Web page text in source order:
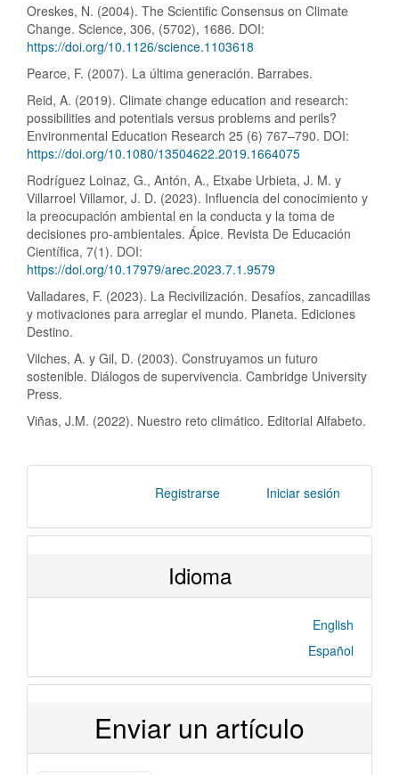
Oreskes, N. (2004). The Scientific Consensus on Climate
Change. Science, 306, (5702), 1686. DOI:
https://doi.org/10.1126/science.1103618
Pearce, F. (2007). La última generación. Barrabes.
Reid, A. (2019). Climate change education and research:
possibilities and potentials versus problems and perils?
Environmental Education Research 25 (6) 767–790. DOI:
https://doi.org/10.1080/13504622.2019.1664075
Rodríguez Loinaz, G., Antón, A., Etxabe Urbieta, J. M. y
Villarroel Villamor, J. D. (2023). Influencia del conocimiento y
la preocupación ambiental en la conducta y la toma de
decisiones pro-ambientales. Ápice. Revista De Educación
Científica, 7(1). DOI:
https://doi.org/10.17979/arec.2023.7.1.9579
Valladares, F. (2023). La Recivilización. Desafíos, zancadillas
y motivaciones para arreglar el mundo. Planeta. Ediciones
Destino.
Vilches, A. y Gil, D. (2003). Construyamos un futuro
sostenible. Diálogos de supervivencia. Cambridge University
Press.
Viñas, J.M. (2022). Nuestro reto climático. Editorial Alfabeto.
Registrarse Iniciar sesión
Idioma
English
Español
Enviar un artículo